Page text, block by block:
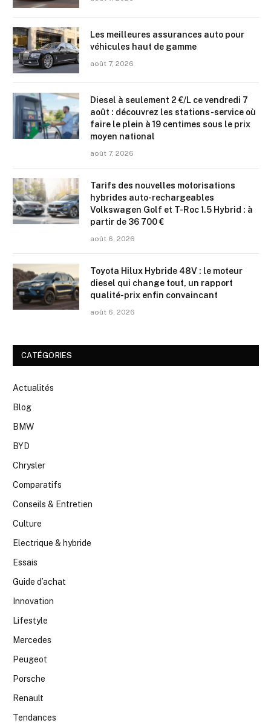
Les meilleures assurances auto pour
véhicules haut de gamme
août 7, 2026
Diesel à seulement 2 €/L ce vendredi 7
août : découvrez les stations-service où
faire le plein à 19 centimes sous le prix
moyen national
août 7, 2026
Tarifs des nouvelles motorisations
hybrides auto-rechargeables
Volkswagen Golf et T-Roc 1.5 Hybrid : à
partir de 36 700 €
août 6, 2026
Toyota Hilux Hybride 48V : le moteur
diesel qui change tout, un rapport
qualité-prix enfin convaincant
août 6, 2026
CATÉGORIES
Actualités
Blog
BMW
BYD
Chrysler
Comparatifs
Conseils & Entretien
Culture
Electrique & hybride
Essais
Guide d’achat
Innovation
Lifestyle
Mercedes
Peugeot
Porsche
Renault
Tendances